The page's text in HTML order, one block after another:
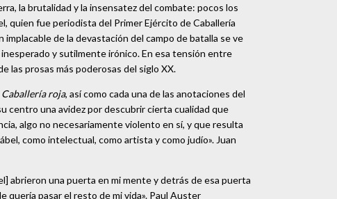
la brutalidad y la insensatez del combate: pocos los
quien fue periodista del Primer Ejército de Caballería
de la devastación del campo de batalla se ve
y sutilmente irónico. En esa tensión entre
las prosas más poderosas del siglo XX.
Caballería roja, así como cada una de las anotaciones del
centro una avidez por descubrir cierta cualidad que
algo no necesariamente violento en sí, y que resulta
como intelectual, como artista y como judío». Juan
abrieron una puerta en mi mente y detrás de esa puerta
quería pasar el resto de mi vida». Paul Auster